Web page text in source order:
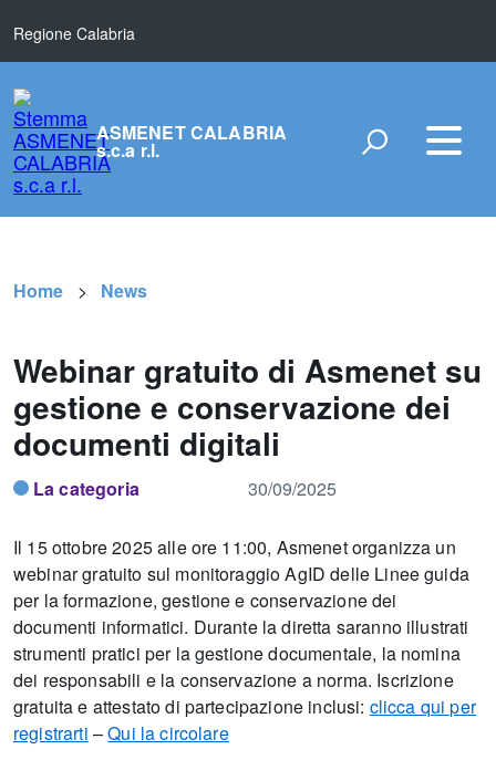
Regione Calabria
ASMENET CALABRIA
s.c.a r.l.
Home News
Webinar gratuito di Asmenet su
gestione e conservazione dei
documenti digitali
La categoria 30/09/2025
Il 15 ottobre 2025 alle ore 11:00, Asmenet organizza un
webinar gratuito sul monitoraggio AgID delle Linee guida
per la formazione, gestione e conservazione dei
documenti informatici. Durante la diretta saranno illustrati
strumenti pratici per la gestione documentale, la nomina
dei responsabili e la conservazione a norma. Iscrizione
gratuita e attestato di partecipazione inclusi: clicca qui per
registrarti –Qui la circolare